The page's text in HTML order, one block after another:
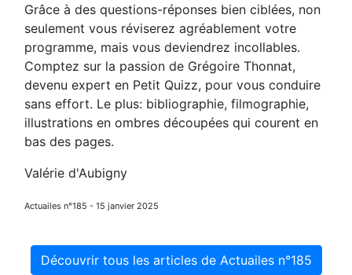
Grâce à des questions-réponses bien ciblées, non
seulement vous réviserez agréablement votre
programme, mais vous deviendrez incollables.
Comptez sur la passion de Grégoire Thonnat,
devenu expert en Petit Quizz, pour vous conduire
sans effort. Le plus: bibliographie, filmographie,
illustrations en ombres découpées qui courent en
bas des pages.
Valérie d'Aubigny
Actuailes n°185 - 15 janvier 2025
Découvrir tous les articles de Actuailes n°185